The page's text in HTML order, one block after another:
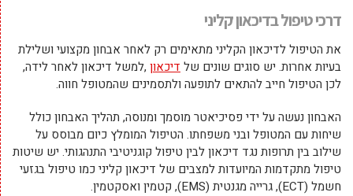
דרכי טיפול בדיכאון קליני
את הטיפול לדיכאון הקליני מתאימים רק לאחר אבחון מקצועי ושלילת
בעיות אחרות. יש סוגים שונים של דיכאון ,למשל דיכאון לאחר לידה,
לכן הטיפול חייב להתאים לתופעה ולתסמינים שהמטופל חווה.
האבחון נעשה על ידי פסיכיאטר מוסמך ומנוסה, תהליך האבחון כולל
שיחות עם המטופל ובני משפחתו. הטיפול המומלץ כיום מבוסס על
שילוב בין תרופות נגד דיכאון לבין טיפול קוגניטיבי התנהגותי. יש שיטות
טיפול מתקדמות המיועדות למצבים של דיכאון קליני כמו טיפול בגזעי
חשמל (ECT), גרייה מגנטית (EMS), קטמין ואסקטמין.